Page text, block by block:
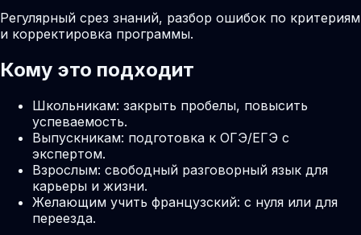
Регулярный срез знаний, разбор ошибок по критериям
и корректировка программы.
Кому это подходит
Школьникам: закрыть пробелы, повысить
успеваемость.
Выпускникам: подготовка к ОГЭ/ЕГЭ с
экспертом.
Взрослым: свободный разговорный язык для
карьеры и жизни.
Желающим учить французский: с нуля или для
переезда.